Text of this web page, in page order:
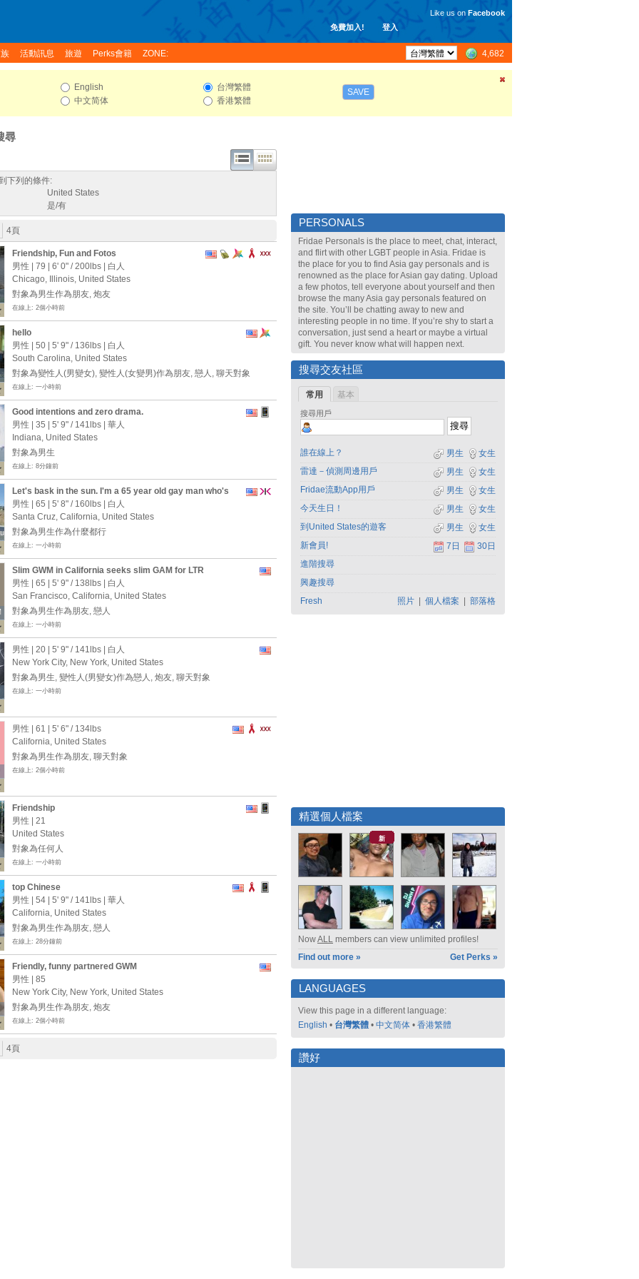
免費加入! 登入
Like us on Facebook
活動訊息 旅遊 Perks會籍 ZONE: 4,682
English
中文简体
台灣繁體
香港繁體
SAVE
尋
下列的條件:
United States
是/有
4頁
Friendship, Fun and Fotos
男性 | 79 | 6' 0" /200lbs | 白人
Chicago, Illinois, United States
對象為男生作為朋友, 炮友
在線上: 2個小時前
hello
男性 | 50 | 5' 9" / 136lbs | 白人
South Carolina, United States
對象為變性人(男變女), 變性人(女變男)作為朋友, 戀人, 聊天對象
在線上: 一小時前
Good intentions and zero drama.
男性 | 35 | 5' 9" / 141lbs | 華人
Indiana, United States
對象為男生
在線上: 8分鐘前
Let's bask in the sun. I'm a 65 year old gay man who's
looking for friends. I'm single, dating, and ready to meet
guys who are interested in the arts, exercise, and, to
some degree, activism. I love living in Santa Cruz,
California!
男性 | 65 | 5' 8" / 160lbs | 白人
Santa Cruz, California, United States
對象為男生作為什麼都行
在線上: 一小時前
Slim GWM in California seeks slim GAM for LTR
男性 | 65 | 5' 9" / 138lbs | 白人
San Francisco, California, United States
對象為男生作為朋友, 戀人
在線上: 一小時前
男性 | 20 | 5' 9" / 141lbs | 白人
New York City, New York, United States
對象為男生, 變性人(男變女)作為戀人, 炮友, 聊天對象
在線上: 一小時前
男性 | 61 | 5' 6" / 134lbs
California, United States
對象為男生作為朋友, 聊天對象
在線上: 2個小時前
Friendship
男性 | 21
United States
對象為任何人
在線上: 一小時前
top Chinese
男性 | 54 | 5' 9" / 141lbs | 華人
California, United States
對象為男生作為朋友, 戀人
在線上: 28分鐘前
Friendly, funny partnered GWM
男性 | 85
New York City, New York, United States
對象為男生作為朋友, 炮友
在線上: 2個小時前
4頁
PERSONALS
Fridae Personals is the place to meet, chat, interact,
and flirt with other LGBT people in Asia. Fridae is
the place for you to find Asia gay personals and is
renowned as the place for Asian gay dating. Upload
a few photos, tell everyone about yourself and then
browse the many Asia gay personals featured on
the site. You’ll be chatting away to new and
interesting people in no time. If you’re shy to start a
conversation, just send a heart or maybe a virtual
gift. You never know what will happen next.
搜尋交友社區
常用 基本
搜尋用戶
誰在線上？ 女生
男生
雷達－偵測周邊用戶
女生
男生
Fridae流動App用戶
女生
男生
今天生日！
女生
男生
到United States的遊客
女生
男生
新會員!
30日
7日
進階搜尋
興趣搜尋
Fresh
照片 個人檔案 部落格
精選個人檔案
新
NowALL members can view unlimited profiles!
Find out more »
Get Perks »
LANGUAGES
View this page in a different language:
English • 台灣繁體 • 中文简体 • 香港繁體
讚好